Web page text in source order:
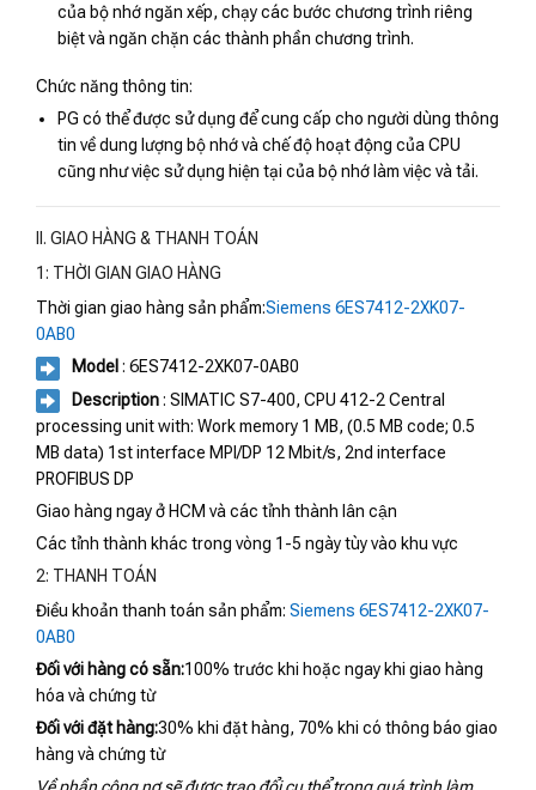
của bộ nhớ ngăn xếp, chạy các bước chương trình riêng
biệt và ngăn chặn các thành phần chương trình.
Chức năng thông tin:
PG có thể được sử dụng để cung cấp cho người dùng thông
tin về dung lượng bộ nhớ và chế độ hoạt động của CPU
cũng như việc sử dụng hiện tại của bộ nhớ làm việc và tải.
II. GIAO HÀNG & THANH TOÁN
1: THỜI GIAN GIAO HÀNG
Thời gian giao hàng sản phẩm:Siemens 6ES7412-2XK07-
0AB0
Model : 6ES7412-2XK07-0AB0
Description: SIMATIC S7-400, CPU 412-2 Central
processing unit with: Work memory 1 MB, (0.5 MB code; 0.5
MB data) 1st interface MPI/DP 12 Mbit/s, 2nd interface
PROFIBUS DP
Giao hàng ngay ở HCM và các tỉnh thành lân cận
Các tỉnh thành khác trong vòng 1-5 ngày tùy vào khu vực
2: THANH TOÁN
Điều khoản thanh toán sản phẩm: Siemens 6ES7412-2XK07-
0AB0
Đối với hàng có sẵn:100% trước khi hoặc ngay khi giao hàng
hóa và chứng từ
Đối với đặt hàng:30% khi đặt hàng, 70% khi có thông báo giao
hàng và chứng từ